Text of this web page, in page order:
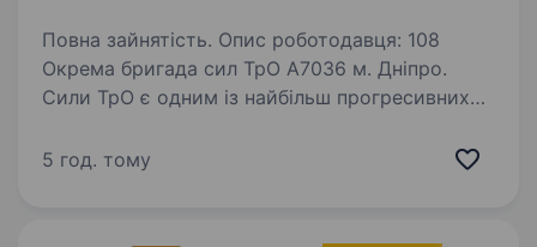
Повна зайнятість. Опис роботодавця: 108
Окрема бригада сил ТрО А7036 м. Дніпро.
Сили ТрО є одним із найбільш прогресивних
на результаті, уважну, відповідальну людину,
5 год. тому